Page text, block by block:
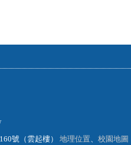
號（雲起樓） 地理位置
校園地圖